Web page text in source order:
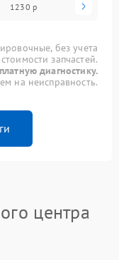
1230 р
без учета
стоимости запчастей.
диагностику.
на неисправность.
центра